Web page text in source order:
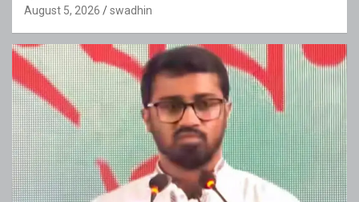
August 5, 2026 swadhin